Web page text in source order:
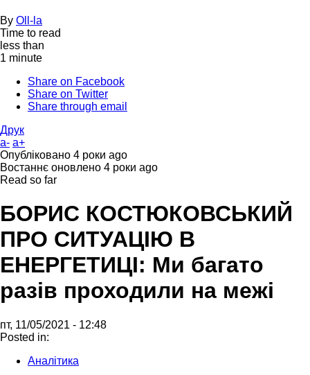
By Oll-la
Time to read
less than
1 minute
Share on Facebook
Share on Twitter
Share through email
Друк
a- a+
Опубліковано 4 роки ago
Востаннє оновлено 4 роки ago
Read so far
БОРИС КОСТЮКОВСЬКИЙ
ПРО СИТУАЦІЮ В
ЕНЕРГЕТИЦІ: Ми багато
разів проходили на межі
пт, 11/05/2021 - 12:48
Posted in:
Аналітика